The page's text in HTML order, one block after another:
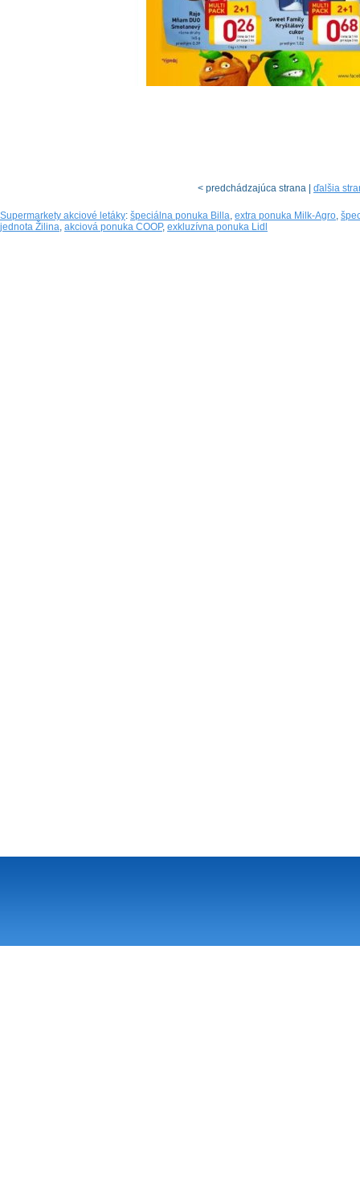
< predchádzajúca strana | ďalšia
Supermarkety akciové letáky: špeciálna ponuka Billa, extra ponuka Milk-Agro,
jednota Žilina, akciová ponuka COOP, exkluzívna ponuka Lidl